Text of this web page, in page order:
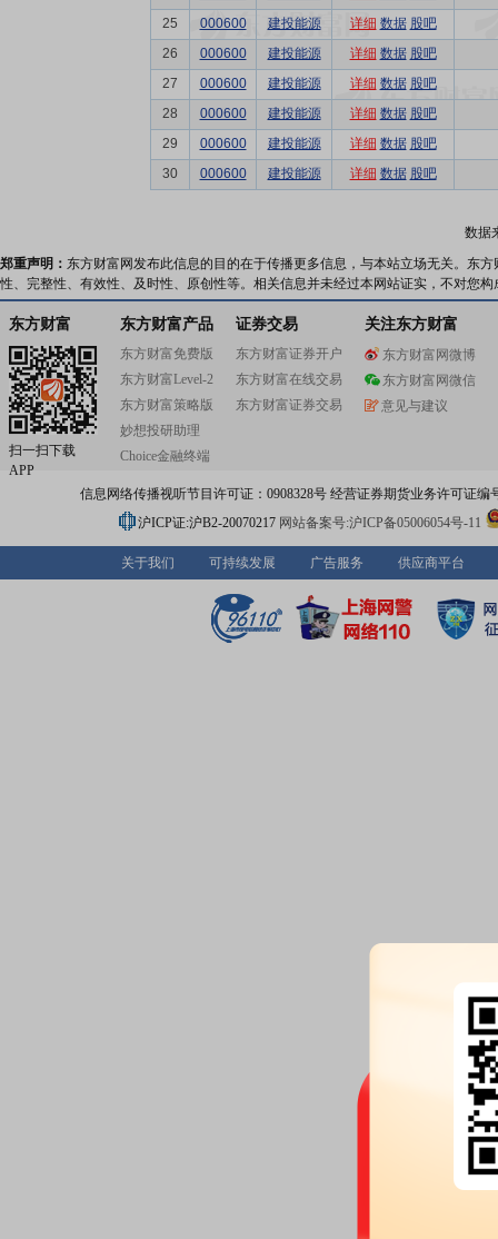
25
000600 建投能源 详细 数据 股吧
26
000600 建投能源 详细 数据 股吧
27
000600 建投能源 详细 数据 股吧
28
000600 建投能源 详细 数据 股吧
29
000600 建投能源 详细 数据 股吧
30
000600 建投能源 详细 数据 股吧
数据
郑重声明： 东方财富网发布此信息的目的在于传播更多信息，与本站立场无关。东
性、完整性、有效性、及时性、原创性等。相关信息并未经过本网站证实，不对您
东方财富
扫一扫下载
APP
东方财富产品
东方财富免费版
东方财富Level-2
东方财富策略版
妙想投研助理
Choice金融终端
证券交易
东方财富证券开户
东方财富在线交易
东方财富证券交易
关注东方财富
东方财富网微博
东方财富网微信
意见与建议
信息网络传播视听节目许可证：0908328号 经营证券期货业务许可证编
沪ICP证:沪B2-20070217 网站备案号:沪ICP备05006054号-11
关于我们 可持续发展 广告服务 供应商平台